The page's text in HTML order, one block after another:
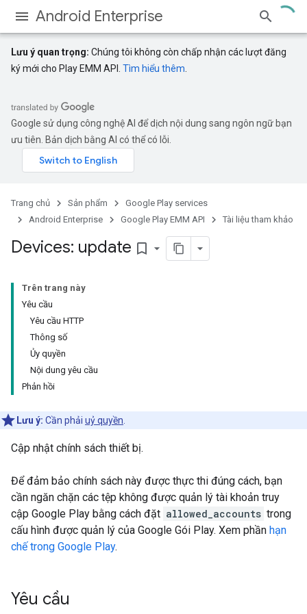
Android Enterprise
Lưu ý quan trọng: Chúng tôi không còn chấp nhận các lượt đăng
ký mới cho Play EMM API. Tìm hiểu thêm
Google sử dụng công nghệ AI để dịch nội dung sang ngôn ngữ bạn
ưu tiên. Bản dịch bằng AI có thể có lỗi.
Trang chủ Sản phẩm
Google Play services
Android Enterprise
Google Play EMM API Tài liệu tham khảo
Devices: update bookmark_border
Trên trang này
Yêu cầu
Yêu cầu HTTP
Thông số
Ủy quyền
Nội dung yêu cầu
Phản hồi
Lưu ý: Cần phải uỷ quyền
Cập nhật chính sách thiết bị.
Để đảm bảo chính sách này được thực thi đúng cách, bạn
cần ngăn chặn các tệp không được quản lý tài khoản truy
cập Google Play bằng cách đặt allowed_accounts trong
cấu hình được quản lý của Google Gói Play. Xem phần hạn
chế trong Google Play.
Yêu cầu